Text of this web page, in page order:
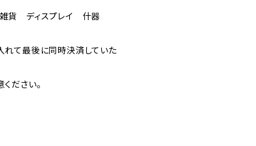
貨 ディスプレイ 什器
れて最後に同時決済していた
ださい。